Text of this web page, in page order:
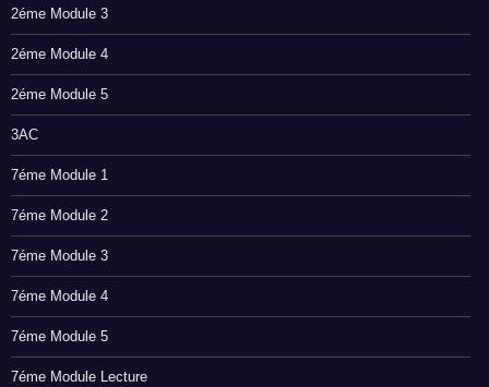
2éme Module 3
2éme Module 4
2éme Module 5
3AC
7éme Module 1
7éme Module 2
7éme Module 3
7éme Module 4
7éme Module 5
7éme Module Lecture